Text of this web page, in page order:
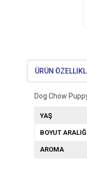
ÜRÜN
Dog Chow
YAŞ
BOYUT
AROMA